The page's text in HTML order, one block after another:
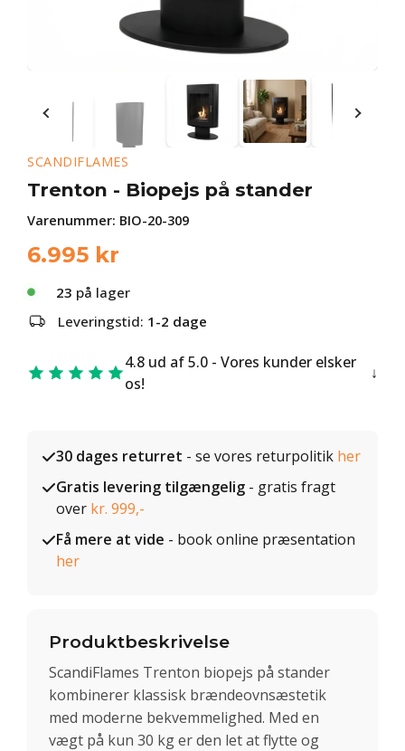
SCANDIFLAMES
Trenton - Biopejs på stander
Varenummer: BIO-20-309
6.995 kr
23 på lager
Leveringstid: 1-2 dage
4.8 ud af 5.0 - Vores kunder elsker
os!
30 dages returret - se vores returpolitik her
Gratis levering tilgængelig - gratis fragt
over kr. 999,-
Få mere at vide - book online præsentation
her
Produktbeskrivelse
ScandiFlames Trenton biopejs på stander
kombinerer klassisk brændeovnsæstetik
med moderne bekvemmelighed. Med en
vægt på kun 30 kg er den let at flytte og